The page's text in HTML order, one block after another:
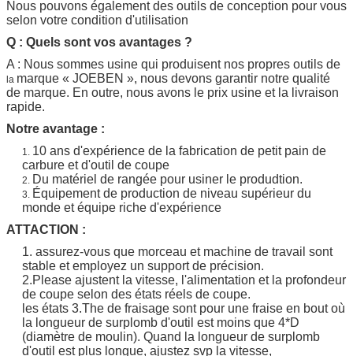
Nous pouvons également des outils de conception pour vous
selon votre condition d'utilisation
Q : Quels sont vos avantages ?
A : Nous sommes usine qui produisent nos propres outils de
la marque « JOEBEN », nous devons garantir notre qualité
de marque. En outre, nous avons le prix usine et la livraison
rapide.
Notre avantage :
1. 10 ans d'expérience de la fabrication de petit pain de
carbure et d'outil de coupe
2. Du matériel de rangée pour usiner le produdtion.
3.
Équipement de production de niveau supérieur du
monde et équipe riche d'expérience
ATTACTION :
1. assurez-vous que morceau et machine de travail sont
stable et employez un support de précision.
2.Please ajustent la vitesse, l'alimentation et la profondeur
de coupe selon des états réels de coupe.
les états 3.The de fraisage sont pour une fraise en bout où
la longueur de surplomb d'outil est moins que 4*D
(diamètre de moulin). Quand la longueur de surplomb
d'outil est plus longue, ajustez svp la vitesse,